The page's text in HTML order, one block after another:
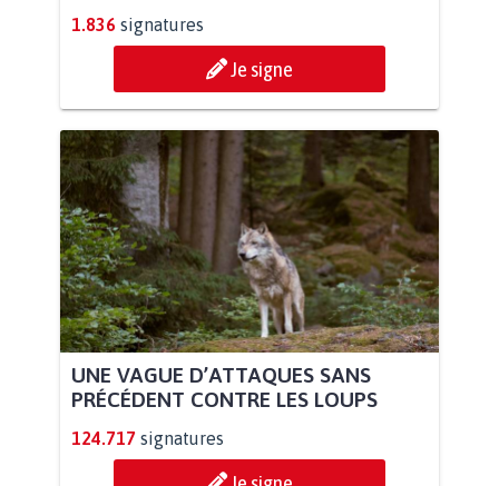
1.836 signatures
Je signe
UNE VAGUE D’ATTAQUES SANS
PRÉCÉDENT CONTRE LES LOUPS
124.717 signatures